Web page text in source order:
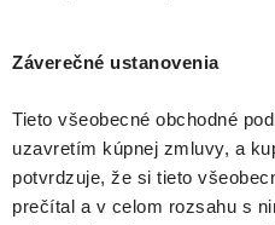
Záverečné ustanovenia
Tieto všeobecné obchodné
uzavretím kúpnej zmluvy, a
potvrdzuje, že si tieto
prečítal a v celom rozsahu s